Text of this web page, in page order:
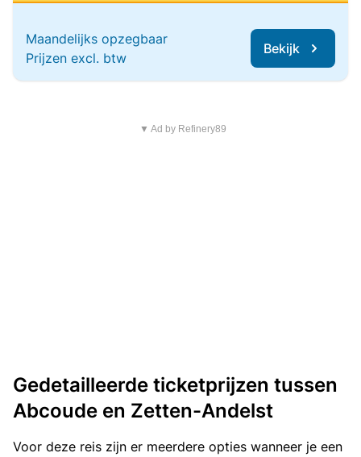
Maandelijks opzegbaar
Prijzen excl. btw
Bekijk
▼ Ad by Refinery89
Gedetailleerde ticketprijzen tussen
Abcoude en Zetten-Andelst
Voor deze reis zijn er meerdere opties wanneer je een